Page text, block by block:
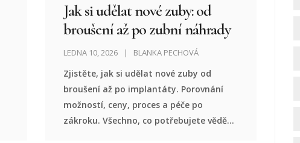
Jak si udělat nové zuby: od
broušení až po zubní náhrady
LEDNA 10, 2026 BLANKA PECHOVÁ
Zjistěte, jak si udělat nové zuby od
broušení až po implantáty. Porovnání
možností, ceny, proces a péče po
zákroku. Všechno, co potřebujete vědět,